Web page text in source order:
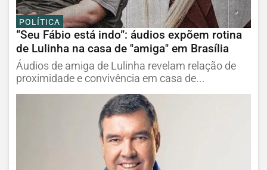
POLÍTICA
“Seu Fábio está indo”: áudios expõem rotina
de Lulinha na casa de "amiga" em Brasília
Áudios de amiga de Lulinha revelam relação de
proximidade e convivência em casa de...